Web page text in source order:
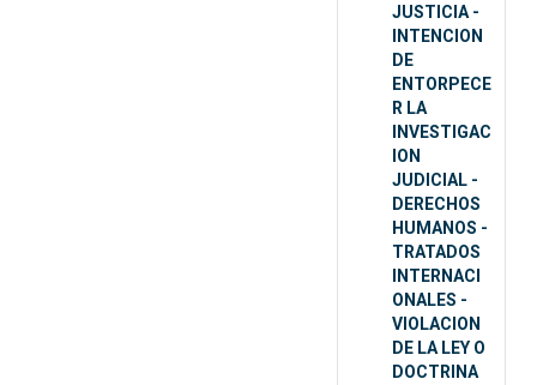
JUSTICIA -
INTENCION
DE
ENTORPECE
R LA
INVESTIGAC
ION
JUDICIAL -
DERECHOS
HUMANOS -
TRATADOS
INTERNACI
ONALES -
VIOLACION
DE LA LEY O
DOCTRINA